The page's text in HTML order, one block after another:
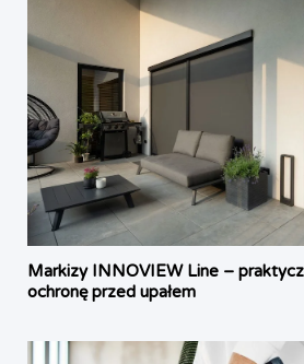
Markizy INNOVIEW Line –
ochronę przed upałem